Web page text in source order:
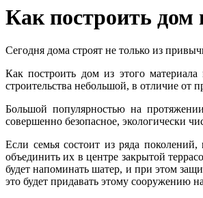
Как построить дом
Сегодня дома строят не только из
Как построить дом из этого
строительства небольшой, в отличие от
Большой популярностью на
совершенно безопасное, экологически
Если семья состоит из ряда
объединить их в центре закрытой
будет напоминать шатер, и при этом
это будет придавать этому сооружению